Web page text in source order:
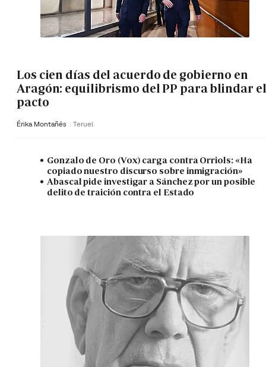
Los cien días del acuerdo de gobierno en
Aragón: equilibrismo del PP para blindar el
pacto
Érika Montañés Teruel
Gonzalo de Oro (Vox) carga contra Orriols: «Ha
copiado nuestro discurso sobre inmigración»
Abascal pide investigar a Sánchez por un posible
delito de traición contra el Estado